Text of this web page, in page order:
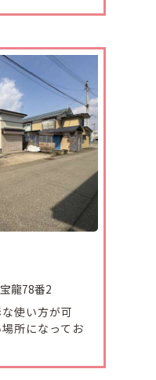
ました。
販売になりました。
します。
売になりました。
地にて引き渡し致し
ます。）
、診療所が近隣にあ
になりました。
地に住宅はありま
龍78番2
使い方が可
所になってお